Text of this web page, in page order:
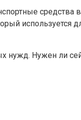
средства
используется
нужд. Нужен ли